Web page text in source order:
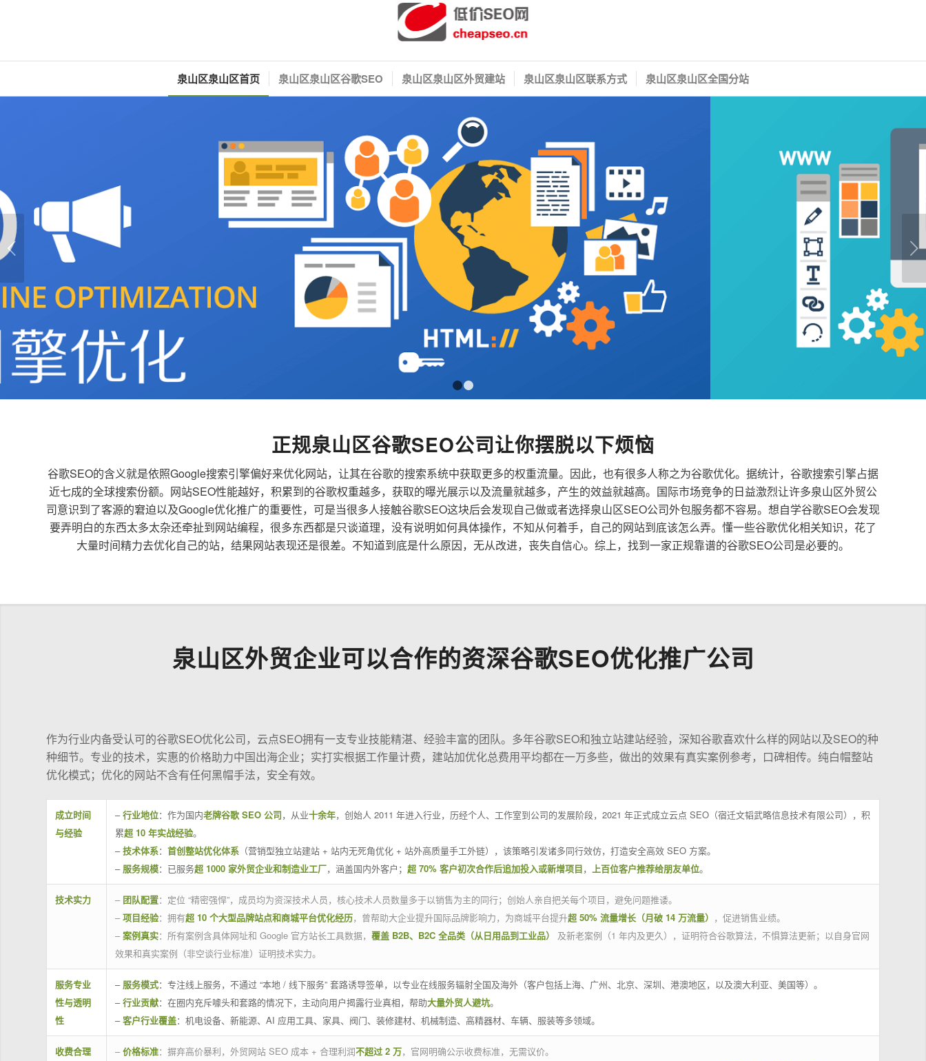
泉山区泉山区首页 泉山区泉山区谷歌SEO 泉山区泉山区外贸建站 泉山区泉山区联系方式 泉山区泉山区全国分站
下一页
正规泉山区谷歌SEO公司让你摆脱以下烦恼
谷歌SEO的含义就是依照Google搜索引擎偏好来优化网站，让其在谷歌的搜索系统中获取更多的权重流量。因此，也有很多人称之为谷歌优化。据统计，谷歌搜索引擎占据
近七成的全球搜索份额。网站SEO性能越好，积累到的谷歌权重越多，获取的曝光展示以及流量就越多，产生的效益就越高。国际市场竞争的日益激烈让许多泉山区外贸公
司意识到了客源的窘迫以及Google优化推广的重要性，可是当很多人接触谷歌SEO这块后会发现自己做或者选择泉山区SEO公司外包服务都不容易。想自学谷歌SEO会发现
要弄明白的东西太多太杂还牵扯到网站编程，很多东西都是只谈道理，没有说明如何具体操作，不知从何着手，自己的网站到底该怎么弄。懂一些谷歌优化相关知识，花了
大量时间精力去优化自己的站，结果网站表现还是很差。不知道到底是什么原因，无从改进，丧失自信心。综上，找到一家正规靠谱的谷歌SEO公司是必要的。
泉山区外贸企业可以合作的资深谷歌SEO优化推广公司
作为行业内备受认可的谷歌SEO优化公司，云点SEO拥有一支专业技能精湛、经验丰富的团队。多年谷歌SEO和独立站建站经验，深知谷歌喜欢什么样的网站以及SEO的种
种细节。专业的技术，实惠的价格助力中国出海企业；实打实根据工作量计费，建站加优化总费用平均都在一万多些，做出的效果有真实案例参考，口碑相传。纯白帽整站
优化模式；优化的网站不含有任何黑帽手法，安全有效。
成立时间
与经验
–行业地位：作为国内老牌谷歌 SEO 公司，从业十余年，创始人 2011 年进入行业，历经个人、工作室到公司的发展阶段，2021 年正式成立云点 SEO（宿迁文韬武略信息技术有限公司），积
累超 10 年实战经验。
–技术体系： 首创整站优化体系 （营销型独立站建站 + 站内无死角优化 + 站外高质量手工外链），该策略引发诸多同行效仿，打造安全高效 SEO 方案。
– 服务规模：已服务超 1000 家外贸企业和制造业工厂，涵盖国内外客户； 超 70% 客户初次合作后追加投入或新增项目， 上百位客户推荐给朋友单位。
技术实力 – 团队配置：定位 “精密强悍”，成员均为资深技术人员，核心技术人员数量多于以销售为主的同行；创始人亲自把关每个项目，避免问题推诿。
– 项目经验：拥有超 10 个大型品牌站点和商城平台优化经历，曾帮助大企业提升国际品牌影响力，为商城平台提升超 50% 流量增长（月破 14 万流量） ，促进销售业绩。
– 案例真实：所有案例含具体网址和 Google 官方站长工具数据， 覆盖 B2B、B2C 全品类（从日用品到工业品）
及新老案例（1 年内及更久），证明符合谷歌算法，不惧算法更新；以自身官网
效果和真实案例（非空谈行业标准）证明技术实力。
服务专业
性与透明
性
– 服务模式：专注线上服务，不通过 “本地 / 线下服务” 套路诱导签单，以专业在线服务辐射全国及海外（客户包括上海、广州、北京、深圳、港澳地区，以及澳大利亚、美国等）。
–行业贡献：在圈内充斥噱头和套路的情况下，主动向用户揭露行业真相，帮助大量外贸人避坑。
–客户行业覆盖：机电设备、新能源、AI 应用工具、家具、阀门、装修建材、机械制造、高精器材、车辆、服装等多领域。
收费合理
– 价格标准：摒弃高价暴利，外贸网站 SEO 成本 + 合理利润不超过 2 万，官网明确公示收费标准，无需议价。